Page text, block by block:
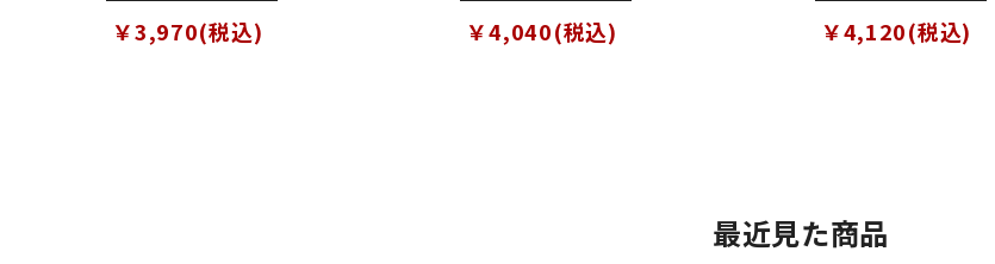
￥3,970(税込)
￥4,040(税込)
￥4,120(税込)
最近見た商品